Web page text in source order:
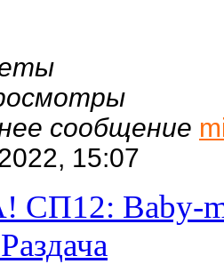
сообщение
15:07
СП12: Baby-